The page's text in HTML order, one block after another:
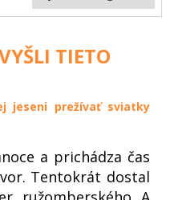
TIETO
jeseni prežívať sviatky
a prichádza čas
Tentokrát dostal